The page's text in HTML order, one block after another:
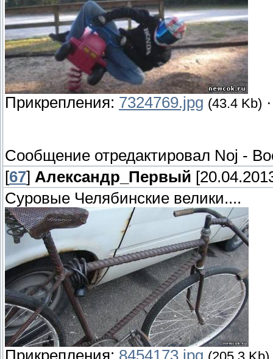
Прикрепления: 7324769.jpg (43.4 Kb)
Сообщение отредактировал Noj -
[67] Александр_Первый
Суровые Челябинские велики....
Прикрепления: 8454173.jpg